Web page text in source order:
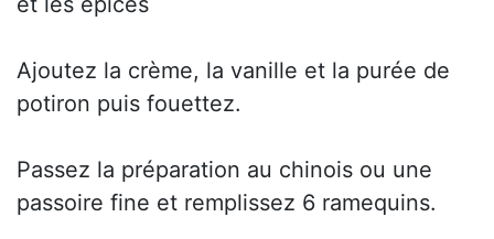
Ajoutez la crème, la vanille et la purée de
potiron puis fouettez.
Passez la préparation au chinois ou une
passoire fine et remplissez 6 ramequins.